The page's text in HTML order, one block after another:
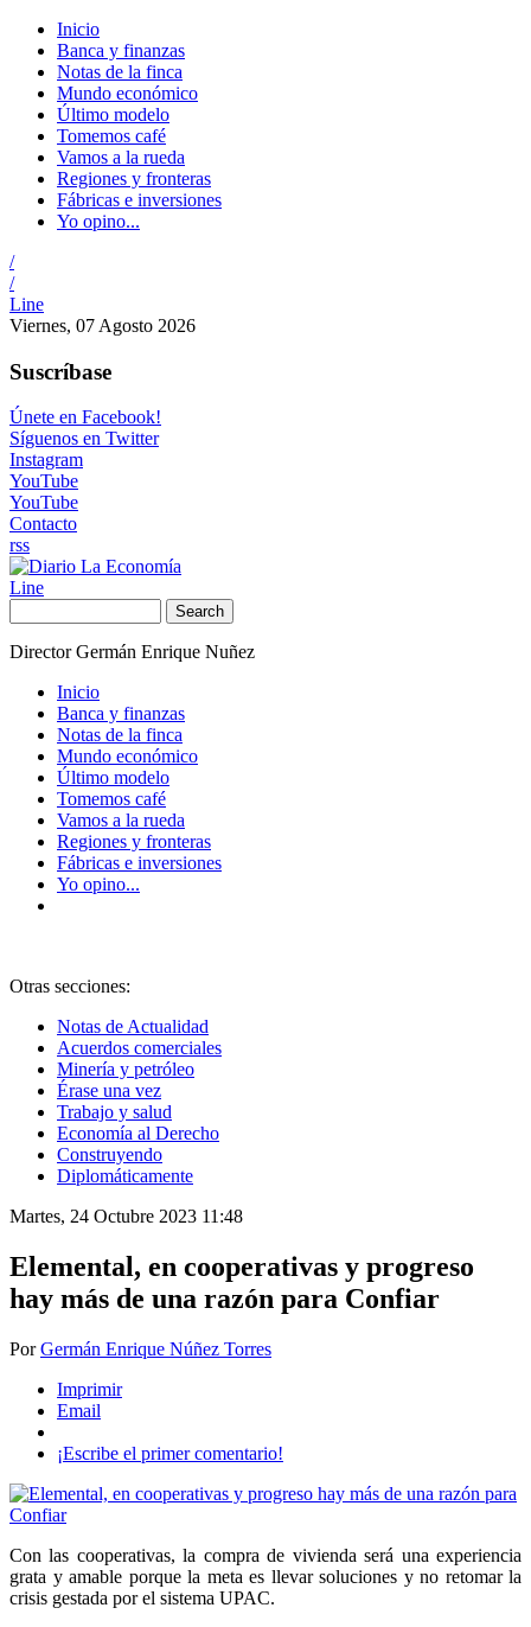
Inicio
Banca y finanzas
Notas de la finca
Mundo económico
Último modelo
Tomemos café
Vamos a la rueda
Regiones y fronteras
Fábricas e inversiones
Yo opino...
/
/
Line
Viernes, 07 Agosto 2026
Suscríbase
Únete en Facebook!
Síguenos en Twitter
Instagram
YouTube
YouTube
Contacto
rss
Line
Search
Director Germán Enrique Nuñez
Inicio
Banca y finanzas
Notas de la finca
Mundo económico
Último modelo
Tomemos café
Vamos a la rueda
Regiones y fronteras
Fábricas e inversiones
Yo opino...
Otras secciones:
Notas de Actualidad
Acuerdos comerciales
Minería y petróleo
Érase una vez
Trabajo y salud
Economía al Derecho
Construyendo
Diplomáticamente
Martes, 24 Octubre 2023 11:48
Elemental, en cooperativas y progreso
hay más de una razón para Confiar
PorGermán Enrique Núñez Torres
Imprimir
Email
¡Escribe el primer comentario!
Con las cooperativas, la compra de vivienda será una experiencia
grata y amable porque la meta es llevar soluciones y no retomar la
crisis gestada por el sistema UPAC.